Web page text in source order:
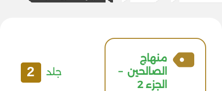
منهاج
الصالحين –
الجزء 2
جلد 2